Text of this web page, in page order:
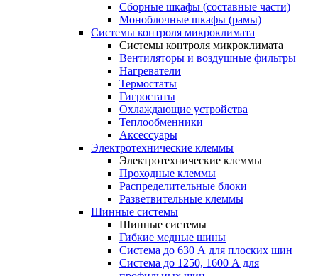
Сборные шкафы (составные части)
Моноблочные шкафы (рамы)
Системы контроля микроклимата
Системы контроля микроклимата
Вентиляторы и воздушные фильтры
Нагреватели
Термостаты
Гигростаты
Охлаждающие устройства
Теплообменники
Аксессуары
Электротехнические клеммы
Электротехнические клеммы
Проходные клеммы
Распределительные блоки
Разветвительные клеммы
Шинные системы
Шинные системы
Гибкие медные шины
Система до 630 А для плоских шин
Система до 1250, 1600 А для